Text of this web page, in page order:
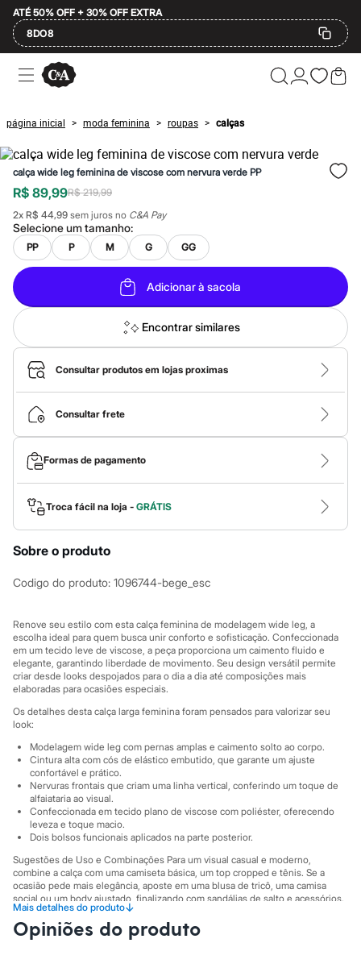
ATÉ 50% OFF + 30% OFF EXTRA
8DO8
Ofertas
Compre por Departamento
Masculino
Infantil
Calçados
Mindse7
Plus Size
Até 20% off
Até 40% off
Até 60% off
A partir de 60% off
Feminino
Em alta
Inverno
Alfaiataria
Novidades
Roupas
Blusas e Camisetas
Básicos
Calças
Casacos e Jaquetas
Jeans
Macacões
Saias
Shorts e Bermudas
Vestidos
Acessórios
Bolsas
Bonés e Chapéus
Bijoux
Cintos
Relógios
Botas
Sandálias
Sapatilhas
Tênis
Marcas
City
Clock House
Mindset
Sawary
Yessica
Moda esportiva
Acessórios
Blusas
Calçados
Leggings
Shorts e Bermudas
Tops
Moda íntima
Calcinhas
Cintas e Modeladores
Meias
Pijamas
Sutiãs e Tops
Moda praia
página inicial > moda feminina > roupas > calças
calça wide leg feminina de viscose com nervura verde PP
R$ 89,99R$ 219,99
2x R$ 44,99 sem juros no C&A Pay
Selecione umtamanho:
PP P M G GG
Adicionar à sacola
Encontrar similares
Consultar produtos em lojas proximas
Consultar frete
Formas de pagamento
Troca fácil na loja - GRÁTIS
Sobre o produto
Codigo do produto: 1096744-bege_esc
Renove seu estilo com esta calça feminina de modelagem wide leg, a
escolha ideal para quem busca unir conforto e sofisticação. Confeccionada
em um tecido leve de viscose, a peça proporciona um caimento fluido e
elegante, garantindo liberdade de movimento. Seu design versátil permite
criar desde looks despojados para o dia a dia até composições mais
elaboradas para ocasiões especiais.
Os detalhes desta calça larga feminina foram pensados para valorizar seu
look:
Modelagem wide leg com pernas amplas e caimento solto ao corpo.
Cintura alta com cós de elástico embutido, que garante um ajuste
confortável e prático.
Nervuras frontais que criam uma linha vertical, conferindo um toque de
alfaiataria ao visual.
Confeccionada em tecido plano de viscose com poliéster, oferecendo
leveza e toque macio.
Dois bolsos funcionais aplicados na parte posterior.
Sugestões de Uso e Combinações Para um visual casual e moderno,
combine a calça com uma camiseta básica, um top cropped e tênis. Se a
ocasião pede mais elegância, aposte em uma blusa de tricô, uma camisa
social ou um body ajustado, finalizando com sandálias de salto e acessórios.
É uma peça versátil que transita facilmente entre o trabalho e o lazer.
A gente se encontra na C&A! ❤/38
Mais detalhes do produto↓
Opiniões do produto